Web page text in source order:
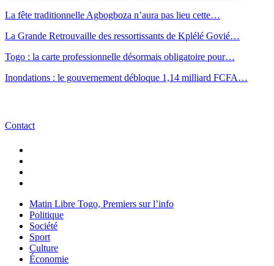
La fête traditionnelle Agbogboza n’aura pas lieu cette…
La Grande Retrouvaille des ressortissants de Kplélé Govié…
Togo : la carte professionnelle désormais obligatoire pour…
Inondations : le gouvernement débloque 1,14 milliard FCFA…
Contact
Matin Libre Togo, Premiers sur l’info
Politique
Société
Sport
Culture
Économie